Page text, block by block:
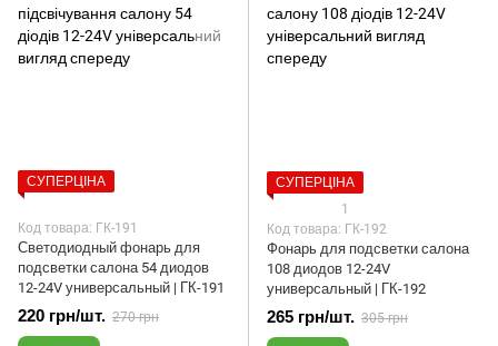
СУПЕРЦІНА
Код товара: ГК-191
Светодиодный фонарь для
подсветки салона 54 диодов
12-24V универсальный | ГК-191
220 грн/шт. 270 грн
СУПЕРЦІНА
1
Код товара: ГК-192
Фонарь для подсветки салона
108 диодов 12-24V
универсальный | ГК-192
265 грн/шт. 305 грн